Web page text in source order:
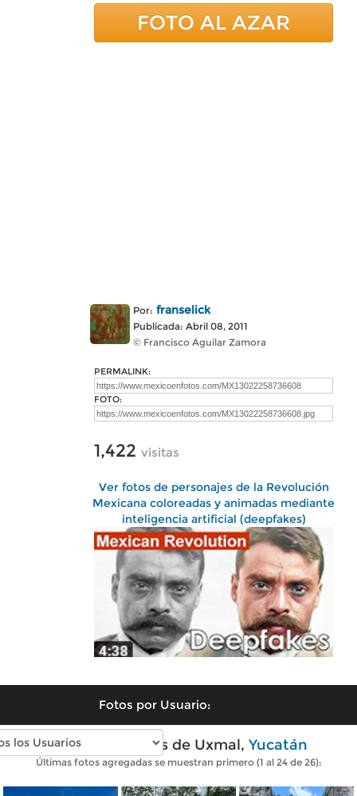
FOTO AL AZAR
Por: franselick
Publicada: Abril 08, 2011
© Francisco Aguilar Zamora
PERMALINK:
FOTO:
1,422 visitas
Ver fotos de personajes de la Revolución
Mexicana coloreadas y animadas mediante
inteligencia artificial (deepfakes)
Fotos por Usuario:
Fotos modernas de Uxmal, Yucatán
Últimas fotos agregadas se muestran primero (1 al 24 de 26):